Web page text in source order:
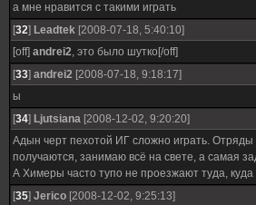
а мне нравится с такими играть
[32] Leadtek [2008-07-18, 5:40:10]
[off] andrei2, это было шутко[/off]
[33] andrei2 [2008-07-18, 9:18:17]
ы
[34] Ljutsiana [2008-12-02, 9:20:20]
Адын черт пехотой ИГ сложно играть.
получаются, занимаю всё на свете, а самая
А Химеры часто тупо не проезжают туда, куда
[35] Jerico [2008-12-02, 9:25:13]